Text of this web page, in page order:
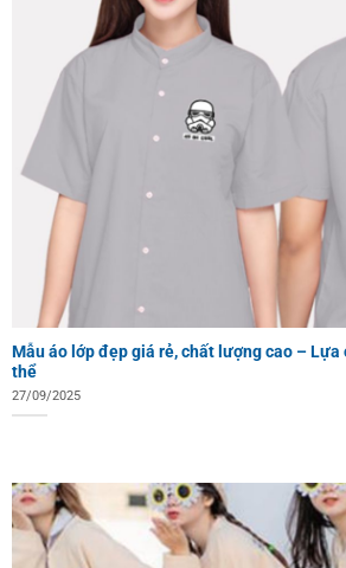
Mẫu áo lớp đẹp giá rẻ, chất lượng cao – Lựa
thể
27/09/2025